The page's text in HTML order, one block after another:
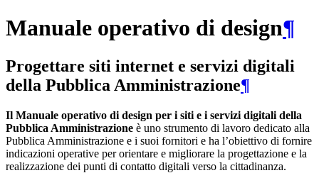
Manuale operativo di design¶
Progettare siti internet e servizi digitali
della Pubblica Amministrazione¶
Il Manuale operativo di design per i siti e i servizi digitali della
Pubblica Amministrazione è uno strumento di lavoro dedicato alla
Pubblica Amministrazione e i suoi fornitori e ha l’obiettivo di fornire
indicazioni operative per orientare e migliorare la progettazione e la
realizzazione dei punti di contatto digitali verso la cittadinanza.